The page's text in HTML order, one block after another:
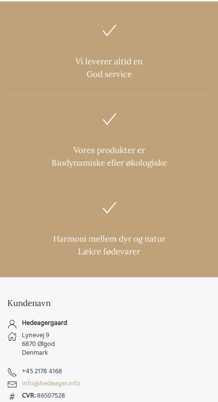
Vi leverer altid en
God service
Vores produkter er
Biodynamiske eller økologiske
Harmoni mellem dyr og natur
Lækre fødevarer
Kundenavn
Hedeagergaard
Lynevej 9
6870 Ølgod
Denmark
+45 2178 4168
info@hedeager.info
CVR:86507528